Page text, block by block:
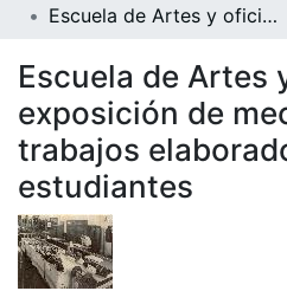
Escuela de Artes y oficios, exposición de mecánica, trabajos elaborados por los estudiantes
Escuela de Artes
exposición de
trabajos
estudiantes